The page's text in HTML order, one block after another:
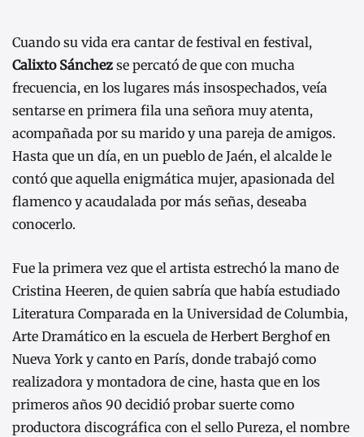
Cuando su vida era cantar de festival en festival,
Calixto Sánchez se percató de que con mucha
frecuencia, en los lugares más insospechados, veía
sentarse en primera fila una señora muy atenta,
acompañada por su marido y una pareja de amigos.
Hasta que un día, en un pueblo de Jaén, el alcalde le
contó que aquella enigmática mujer, apasionada del
flamenco y acaudalada por más señas, deseaba
conocerlo.
Fue la primera vez que el artista estrechó la mano de
Cristina Heeren, de quien sabría que había estudiado
Literatura Comparada en la Universidad de Columbia,
Arte Dramático en la escuela de Herbert Berghof en
Nueva York y canto en París, donde trabajó como
realizadora y montadora de cine, hasta que en los
primeros años 90 decidió probar suerte como
productora discográfica con el sello Pureza, el nombre